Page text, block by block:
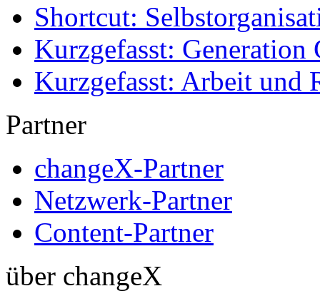
Shortcut:
Kurzgefasst: Generation
Kurzgefasst: Arbeit und
Partner
changeX-Partner
Netzwerk-Partner
Content-Partner
über changeX